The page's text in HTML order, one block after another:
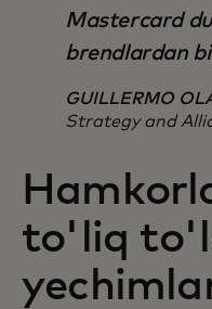
Mastercard
brendlardan
GUILLERMO
Strategy and
to'liq